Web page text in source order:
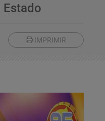
IMPRIMIR